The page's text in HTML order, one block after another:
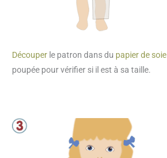
Découper le patron dans du papier de soie
poupée pour vérifier si il est à sa taille.